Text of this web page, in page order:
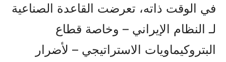
في الوقت ذاته، تعرضت القاعدة الصناعية
لـ النظام الإيراني – وخاصة قطاع
البتروكيماويات الاستراتيجي – لأضرار